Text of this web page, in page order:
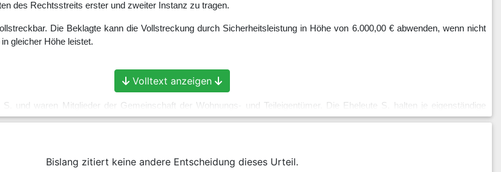
des Rechtsstreits erster und zweiter Instanz zu tragen.
Die Beklagte kann die Vollstreckung durch Sicherheitsleistung in Höhe von 6.000,00 € abwenden, wenn nicht
gleicher Höhe leistet.
und waren Mitglieder der Gemeinschaft der Wohnungs- und Teileigentümer. Die Eheleute S. halten je eigenständige
existiert nicht, ein Verwalter ist nicht bestellt, ein Verwaltungsbeirat ist nicht gewählt. Die Stimmabgabe
aus Termingründen mit E-Mail vom 15.05.2022 ab und schlug einen neuen Termin auf den 26.05.2022 zwischen 15:00
Volltext anzeigen
Bislang zitiert keine andere Entscheidung dieses Urteil.